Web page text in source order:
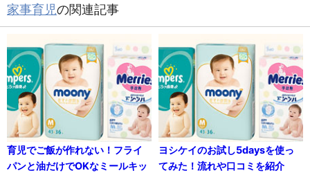
家事育児の関連記事
育児でご飯が作れない！フライ
パンと油だけでOKなミールキッ
ヨシケイのお試し5daysを使っ
てみた！流れや口コミを紹介